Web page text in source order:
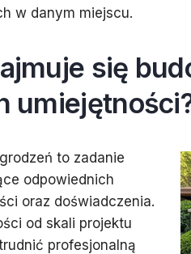
w danym miejscu.
się
to zadanie
odpowiednich
oraz doświadczenia.
od skali projektu
profesjonalną